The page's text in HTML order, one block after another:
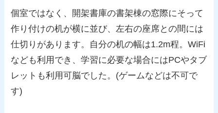
個室ではなく、開架書庫の書架棟の窓際にそって
作り付けの机が横に並び、左右の座席との間には
仕切りがあります。自分の机の幅は1.2m程。WiFi
なども利用でき、学習に必要な場合にはPCやタブ
レットも利用可脳でした。(ゲームなどは不可で
す)